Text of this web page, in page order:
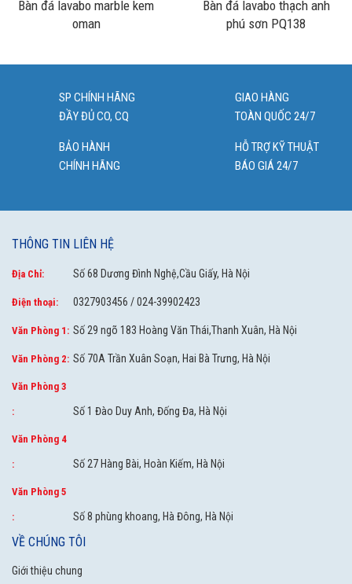
Bàn đá lavabo marble kem
oman
Bàn đá lavabo thạch anh
phú sơn PQ138
SP CHÍNH HÃNG
ĐẦY ĐỦ CO, CQ
GIAO HÀNG
TOÀN QUỐC 24/7
BẢO HÀNH
CHÍNH HÃNG
HỖ TRỢ KỸ THUẬT
BÁO GIÁ 24/7
THÔNG TIN LIÊN HỆ
Địa Chỉ: Số 68 Dương Đình Nghệ,Cầu Giấy, Hà Nội
Điện thoại: 0327903456 / 024-39902423
Văn Phòng 1: Số 29 ngõ 183 Hoàng Văn Thái,Thanh Xuân, Hà Nội
Văn Phòng 2: Số 70A Trần Xuân Soạn, Hai Bà Trưng, Hà Nội
Văn Phòng 3
: Số 1 Đào Duy Anh, Đống Đa, Hà Nội
Văn Phòng 4
: Số 27 Hàng Bài, Hoàn Kiếm, Hà Nội
Văn Phòng 5
: Số 8 phùng khoang, Hà Đông, Hà Nội
VỀ CHÚNG TÔI
Giới thiệu chung